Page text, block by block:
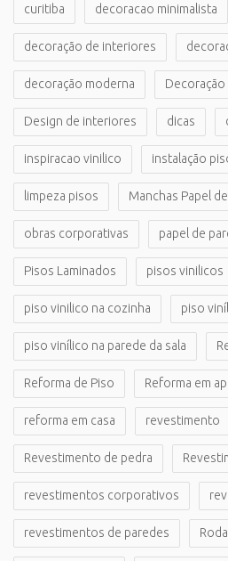
curitiba decoracao minimalista
decoração de interiores
decoração moderna Decoração
Design de interiores dicas
inspiracao vinilico instalação
limpeza pisos Manchas Papel
obras corporativas papel de
Pisos Laminados pisos vinilicos
piso vinilico na cozinha piso
piso vinílico na parede da sala
Reforma de Piso Reforma em
reforma em casa revestimento
Revestimento de pedra
revestimentos corporativos
revestimentos de paredes